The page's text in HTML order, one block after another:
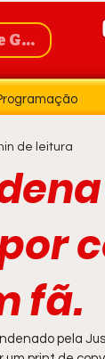
fã.
de leitura
pela